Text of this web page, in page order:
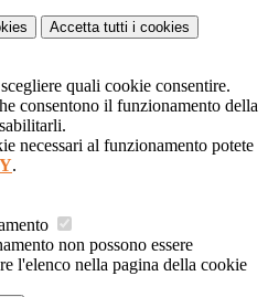
Accetta tutti i cookies
quali cookie consentire.
consentono il funzionamento della
necessari al funzionamento potete
.
non possono essere
l'elenco nella pagina della cookie